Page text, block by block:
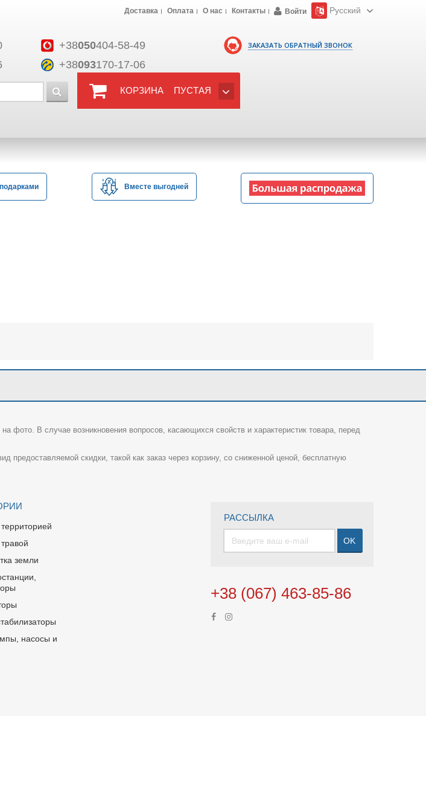
ЗАКАЗАТЬ ОБРАТНЫЙ ЗВОНОК
+38050404-58-49
+38093170-17-06
Доставка Оплата О нас Контакты Войти Русский
КОРЗИНА ПУСТАЯ
Вместе выгодней
фото. В случае возникновения вопросов, касающихся свойств и характеристик товара, перед
скидки, такой как заказ через корзину, со сниженной ценой, бесплатную
земли
насосы и
РАССЫЛКА
OK
+38 (067) 463-85-86